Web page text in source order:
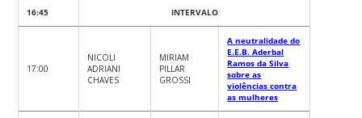
16:45 INTERVALO
17:00
NICOLI
ADRIANI
CHAVES
MIRIAM
PILLAR
GROSSI
A neutralidade do
E.E.B. Aderbal
Ramos da Silva
sobre as
violências contra
as mulheres